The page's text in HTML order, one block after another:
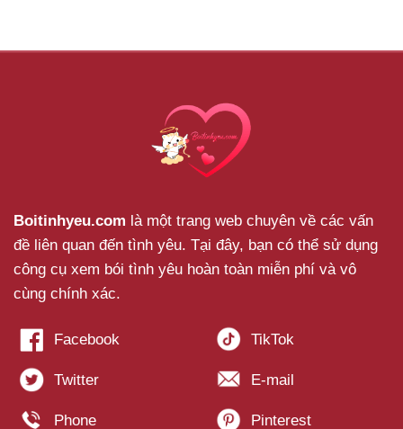
Boitinhyeu.com là một trang web chuyên về các vấn
đề liên quan đến tình yêu. Tại đây, bạn có thể sử dụng
công cụ xem bói tình yêu hoàn toàn miễn phí và vô
cùng chính xác.